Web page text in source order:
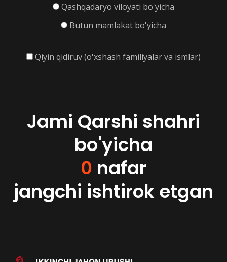
Qashqadaryo viloyati bo'yicha
Butun mamlakat bo'yicha
Qiyin qidiruv (o'xshash familiyalar va ismlar)
Jami Qarshi shahri
bo'yicha
0 nafar
jangchi ishtirok etgan